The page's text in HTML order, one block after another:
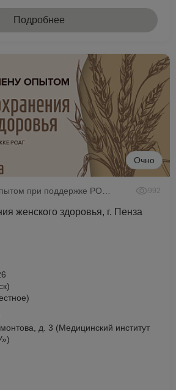
Подробнее
Очно
992
женского здоровья, г. Пенза
д. 3 (Медицинский институт